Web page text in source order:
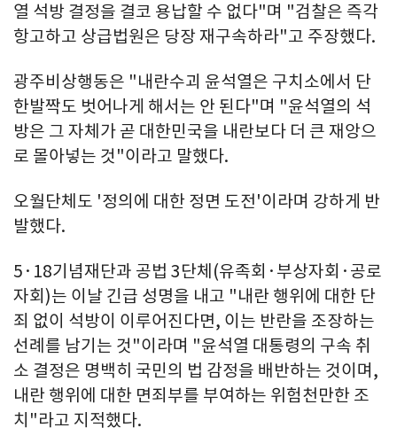
열 석방 결정을 결코 용납할 수 없다"며 "검찰은 즉각
항고하고 상급법원은 당장 재구속하라"고 주장했다.
광주비상행동은 "내란수괴 윤석열은 구치소에서 단
한발짝도 벗어나게 해서는 안 된다"며 "윤석열의 석
방은 그 자체가 곧 대한민국을 내란보다 더 큰 재앙으
로 몰아넣는 것"이라고 말했다.
오월단체도 '정의에 대한 정면 도전'이라며 강하게 반
발했다.
5·18기념재단과 공법 3단체(유족회·부상자회·공로
자회)는 이날 긴급 성명을 내고 "내란 행위에 대한 단
죄 없이 석방이 이루어진다면, 이는 반란을 조장하는
선례를 남기는 것"이라며 "윤석열 대통령의 구속 취
소 결정은 명백히 국민의 법 감정을 배반하는 것이며,
내란 행위에 대한 면죄부를 부여하는 위험천만한 조
치"라고 지적했다.